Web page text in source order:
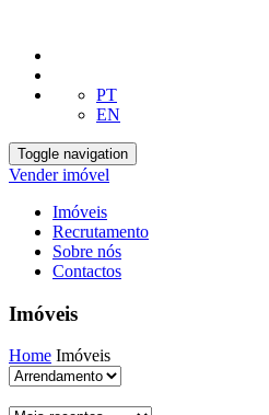
PT
EN
Toggle navigation
Vender imóvel
Imóveis
Recrutamento
Sobre nós
Contactos
Imóveis
Home Imóveis